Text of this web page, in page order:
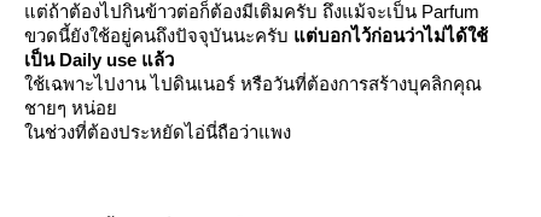
ต่ถ้าต้องไปกินข้าวต่อก็ต้องมีเติมครับ ถึงแม้จะเป็น Parfum
ขวดนี้ยังใช้อยู่คนถึงปัจจุบันนะครับ ต่บอกไว้ก่อนว่าไม่ได้ใช้
เป็น Daily use แล้ว
ช้เฉพาะไปงาน ไปดินเนอร์ หรือวันที่ต้องการสร้างบุคลิกคุณ
ชายๆ หน่อ
นช่วงที่ต้องประหยัดไอ่นี่ถือว่าแพง